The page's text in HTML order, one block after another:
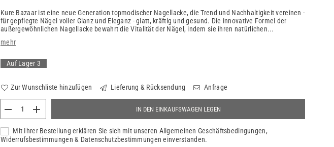
Kure Bazaar ist eine neue Generation topmodischer Nagellacke, die Trend und Nachhaltigkeit vereinen -
für gepflegte Nägel voller Glanz und Eleganz - glatt, kräftig und gesund. Die innovative Formel der
außergewöhnlichen Nagellacke bewahrt die Vitalität der Nägel, indem sie ihren natürlichen...
mehr
Auf Lager 3
Zur Wunschliste hinzufügen Lieferung & Rücksendung Anfrage
IN DEN EINKAUFSWAGEN LEGEN
Mit Ihrer Bestellung erklären Sie sich mit unseren Allgemeinen Geschäftsbedingungen,
Widerrufsbestimmungen & Datenschutzbestimmungen einverstanden.